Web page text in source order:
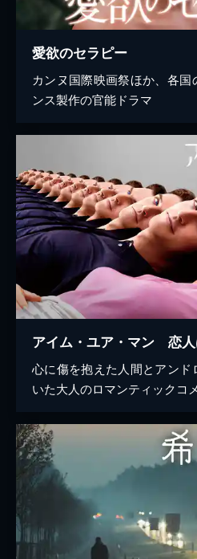
愛欲のセラピー
カンヌ国際映画祭ほか、各
ンス製作の官能ドラマ
アイム・ユア・マン 恋人
心に傷を抱えた人間とアン
いた大人のロマンティックコ